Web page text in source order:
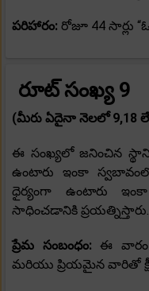
పరిహారం: రోజూ 44 సార్లు
రూట్ సంఖ్య 9
(మీరు ఏదైనా నెలలో 9,18
ఈ సంఖ్యలో జనించిన
ఉంటారు ఇంకా స్వబావంలో
ధైర్యంగా ఉంటారు
సాధించడానికి ప్రయత్నిస్తారు.
ప్రేమ సంబంధం:ఈ
మరియు ప్రియమైన వారితో